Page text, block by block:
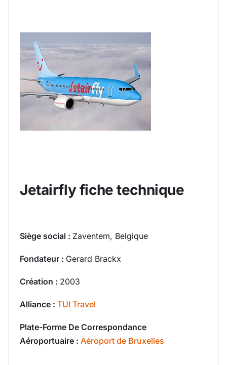
Jetairfly fiche technique
Siège social : Zaventem, Belgique
Fondateur : Gerard Brackx
Création : 2003
Alliance : TUI Travel
Plate-Forme De Correspondance
Aéroportuaire : Aéroport de Bruxelles